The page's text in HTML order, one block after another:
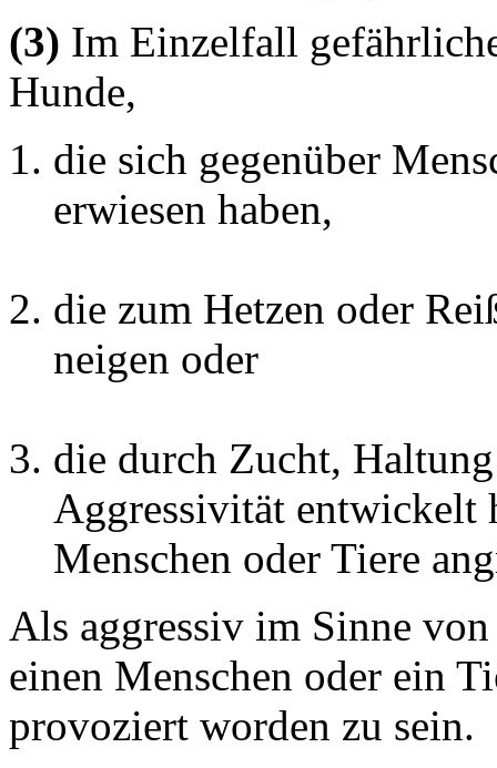
(3) Im Einzelfall
Hunde,
die sich gegenüber
erwiesen haben,
die zum Hetzen oder
neigen oder
die durch Zucht,
Aggressivität entwickelt
Menschen oder Tiere
Als aggressiv im Sinne
einen Menschen oder ein
provoziert worden zu sein.